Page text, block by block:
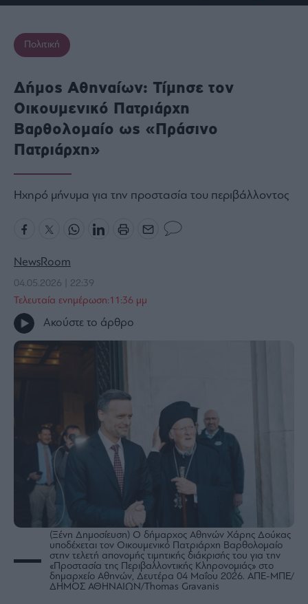
Business
Ναυτιλία
Estate
Ενέργεια
Πολιτική
Πολιτισμός
Κοινωνία
Bloomberg
Times
The
Wiseman
Room
301
My
Losers
θετικά
Today
Mononews2030
Άρθρα
Συνεντεύξεις
Πολιτική
Δήμος Αθηναίων: Τίμησε τον
Οικουμενικό Πατριάρχη
Βαρθολομαίο ως «Πράσινο
Πατριάρχη»
Ηχηρό μήνυμα για την προστασία του περιβάλλοντος
NewsRoom
04.05.2026 | 22:39
Τελευταία ενημέρωση:11:36 μμ
Ακούστε το άρθρο
(Ξένη Δημοσίευση) Ο δήμαρχος Αθηνών Χάρης Δούκας
υποδέχεται τον Οικουμενικό Πατριάρχη Βαρθολομαίο
στην τελετή απονομής τιμητικής διάκρισής του για την
«Προστασία της Περιβαλλοντικής Κληρονομιάς» στο
δημαρχείο Αθηνών, Δευτέρα 04 Μαΐου 2026. ΑΠΕ-ΜΠΕ/
ΔΗΜΟΣ ΑΘΗΝΑΙΩΝ/Thomas Gravanis